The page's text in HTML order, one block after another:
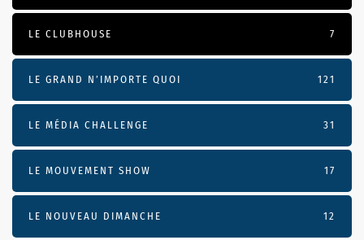
LE CLUBHOUSE 7
LE GRAND N’IMPORTE QUOI 121
LE MÉDIA CHALLENGE 31
LE MOUVEMENT SHOW 17
LE NOUVEAU DIMANCHE 12